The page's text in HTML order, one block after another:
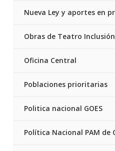
Nueva Ley y aportes en
Obras de Teatro
Oficina Central
Poblaciones prioritarias
Politica nacional GOES
Política Nacional PAM de